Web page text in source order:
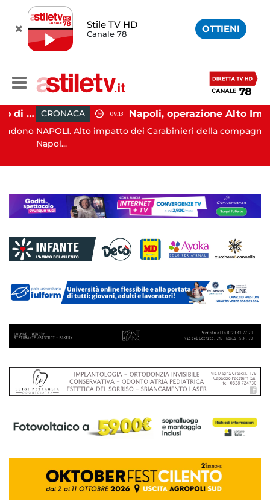
Stile TV HD
Canale 78 OTTIENI
Aversa, abbandono illecito di rifiuti: uomo sorpreso dai carabinieri CRONACA 09:13 Napoli, operazione Alto Impatto: trovate 252 dosi di droga
NAPOLI. Alto impatto dei Carabinieri della compagnia di
Napol...